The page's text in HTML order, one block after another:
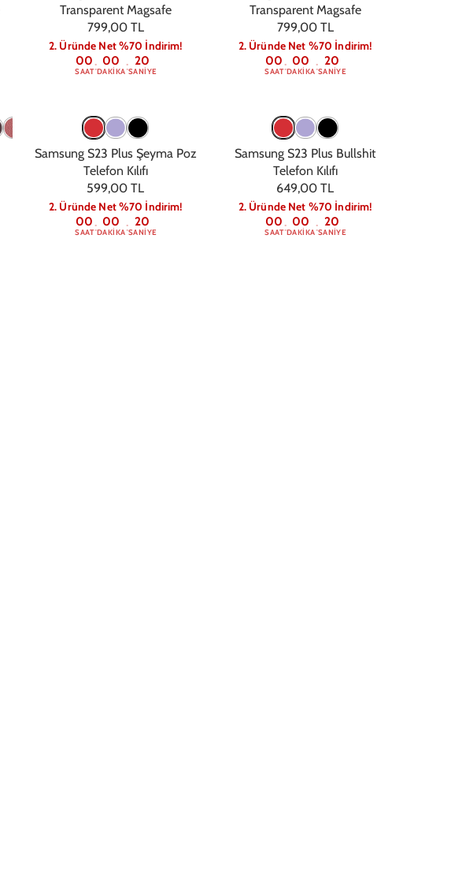
Transparent Magsafe
799,00 TL
2. Üründe Net %70 İndirim!
00
SAAT: 00
DAKIKA: 19
SANIYE
Transparent Magsafe
799,00 TL
2. Üründe Net %70 İndirim!
00
SAAT: 00
DAKIKA: 19
SANIYE
Samsung S23 Plus Şeyma Poz
Telefon Kılıfı
599,00 TL
2. Üründe Net %70 İndirim!
00
SAAT: 00
DAKIKA: 19
SANIYE
Samsung S23 Plus Bullshit
Telefon Kılıfı
649,00 TL
2. Üründe Net %70 İndirim!
00
SAAT: 00
DAKIKA: 19
SANIYE